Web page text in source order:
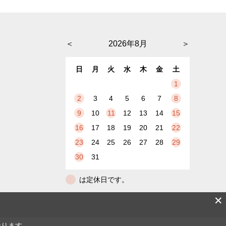
＜ ＞
2026年8月
日 月 火 水 木 金
土
1
2
3 4 5 6 7
8
9
10 11 12 13 14
15
16
17 18 19 20 21
22
23
24 25 26 27 28
29
30
31
は定休日です。
✕